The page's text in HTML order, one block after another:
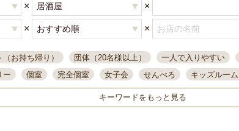
× ×
× ×
お持ち帰り） 団体（20名様以上） 一人で入りやすい
ー 個室 完全個室 女子会 せんべろ キッズルーム
一人飲み 誕生日 大人数
み コスパ最高 肉料理 模合 インスタ映え 座敷席
キーワードをもっと見る